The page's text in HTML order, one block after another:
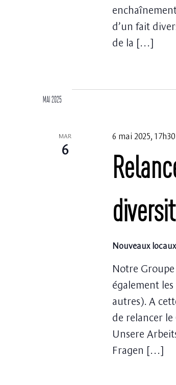
d’un fait
de la […]
mai 2025
MAR
6
6 mai 2025, 17h30
Nouveaux
Notre
également
autres). A
de relancer le
Unsere
Fragen […]